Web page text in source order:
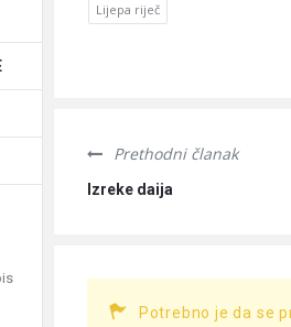
Lijepa riječ
Prethodni članak
Izreke daija
Potrebno je da se